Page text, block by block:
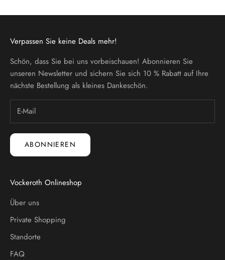
Verpassen Sie keine Deals mehr!
Schön, dass Sie bei uns vorbeischauen! Abonnieren Sie
unseren Newsletter und sichern Sie sich 10 % Rabatt auf Ihre
nächste Bestellung als kleines Dankeschön.
ABONNIEREN
Vockeroth Onlineshop
Über uns
Private Shopping
Standorte
FAQ